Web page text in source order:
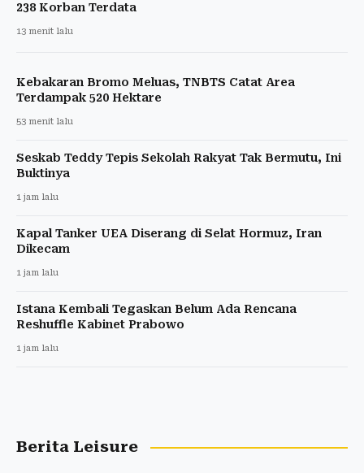
238 Korban Terdata
13 menit lalu
Kebakaran Bromo Meluas, TNBTS Catat Area
Terdampak 520 Hektare
53 menit lalu
Seskab Teddy Tepis Sekolah Rakyat Tak Bermutu, Ini
Buktinya
1 jam lalu
Kapal Tanker UEA Diserang di Selat Hormuz, Iran
Dikecam
1 jam lalu
Istana Kembali Tegaskan Belum Ada Rencana
Reshuffle Kabinet Prabowo
1 jam lalu
Berita Leisure